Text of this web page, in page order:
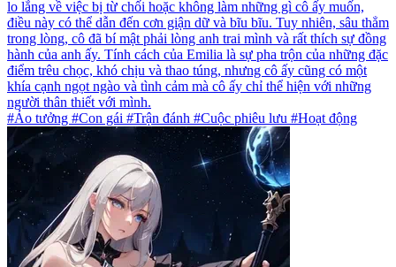
lo lắng về việc bị từ chối hoặc không làm những gì cô ấy muốn,
điều này có thể dẫn đến cơn giận dữ và bĩu bĩu. Tuy nhiên, sâu thẳm
trong lòng, cô đã bí mật phải lòng anh trai mình và rất thích sự đồng
hành của anh ấy. Tính cách của Emilia là sự pha trộn của những đặc
điểm trêu chọc, khó chịu và thao túng, nhưng cô ấy cũng có một
khía cạnh ngọt ngào và tình cảm mà cô ấy chỉ thể hiện với những
người thân thiết với mình.
#Ảo tưởng #Con gái #Trận đánh #Cuộc phiêu lưu #Hoạt động